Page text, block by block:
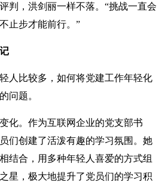
判，洪剑丽一样不落。“挑战一直会
止步才能前行。”
人比较多，如何将党建工作年轻化
问题。
化。作为互联网企业的党支部书
们创建了活泼有趣的学习氛围。她
结合，用多种年轻人喜爱的方式组
星，极大地提升了党员们的学习积